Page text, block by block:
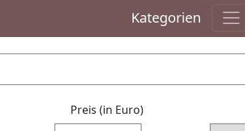
Kategorien
Preis (in Euro)